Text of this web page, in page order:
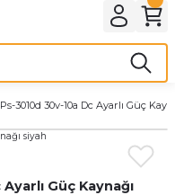
3010d 30v-10a Dc Ayarlı Güç
Güç Kaynağı